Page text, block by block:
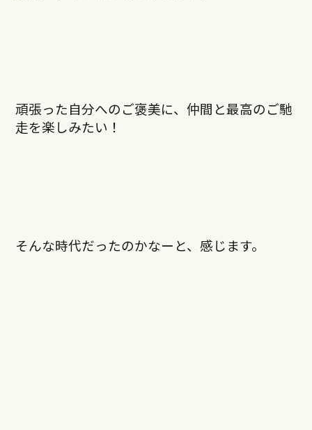
頑張った自分へのご褒美に、仲間と最高のご馳
走を楽しみたい！
そんな時代だったのかなーと、感じます。